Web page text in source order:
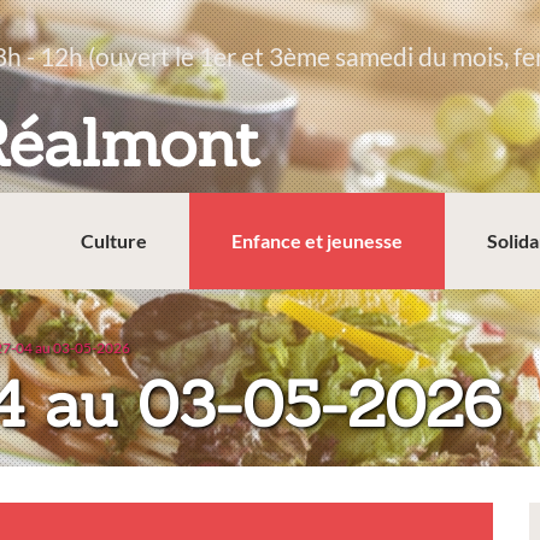
- 12h (ouvert le 1er et 3ème samedi du mois,
Culture Enfance et jeunesse
04 au 03-05-2026
au 03-05-2026